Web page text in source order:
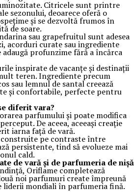
Citricele sunt printre
sezonului, deoarece oferă o
și se dezvoltă frumos în
de soare.
sau grapefruitul sunt adesea
acorduri curate sau ingrediente
adaugă profunzime fără a încărca
inspirate de vacanțe și destinații
teren. Ingrediente precum
sau lemnul de santal creează
și confortabile, perfecte pentru
diferit vara?
parfumului și poate modifica
De aceea, aceeași creație
iarna față de vară.
pe contraste între
persistente, tind să evolueze mai
cald.
de vară și de parfumeria de nișă
Oriflame completează
noi parfumuri create împreună
liderii mondiali în parfumeria fină.